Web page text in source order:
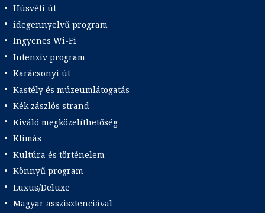
Húsvéti út
idegennyelvű program
Ingyenes Wi-Fi
Intenzív program
Karácsonyi út
Kastély és múzeumlátogatás
Kék zászlós strand
Kiváló megközelíthetőség
Klímás
Kultúra és történelem
Könnyű program
Luxus/Deluxe
Magyar asszisztenciával